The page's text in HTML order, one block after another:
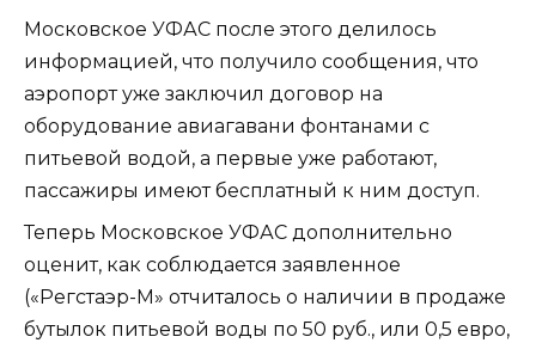
Московское УФАС после этого делилось
информацией, что получило сообщения, что
аэропорт уже заключил договор на
оборудование авиагавани фонтанами с
питьевой водой, а первые уже работают,
пассажиры имеют бесплатный к ним доступ.
Теперь Московское УФАС дополнительно
оценит, как соблюдается заявленное
(«Регстаэр-М» отчиталось о наличии в продаже
бутылок питьевой воды по 50 руб., или 0,5 евро,